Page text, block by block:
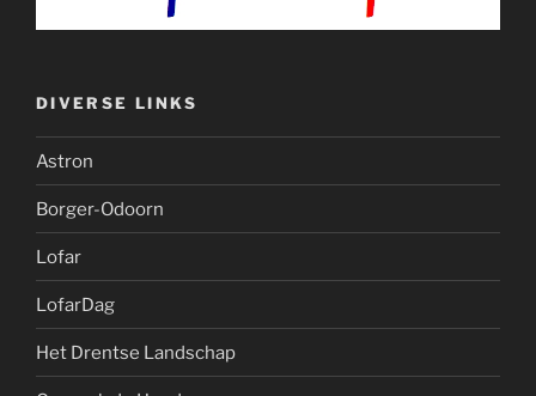
DIVERSE LINKS
Astron
Borger-Odoorn
Lofar
LofarDag
Het Drentse Landschap